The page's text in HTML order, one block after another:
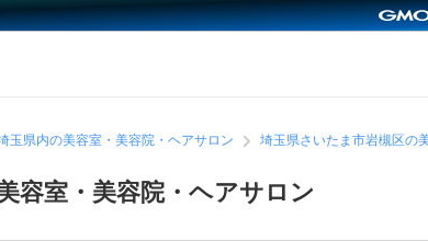
玉県内の美容室・美容院・ヘアサロン
埼玉県さいたま市岩槻区の
容室・美容院・ヘアサロン